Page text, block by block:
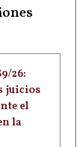
26:
juicios
el
la